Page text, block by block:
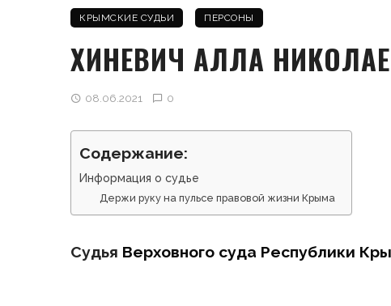
КРЫМСКИЕ СУДЬИ ПЕРСОНЫ
ХИНЕВИЧ АЛЛА
08.06.2021 0
Содержание:
Информация о судье
Держи руку на пульсе правовой жизни Крыма
Судья Верховного суда Республики